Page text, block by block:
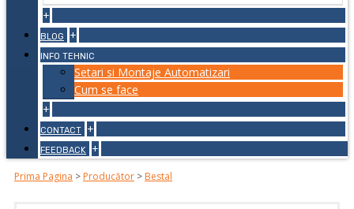
+
BLOG +
INFO TEHNIC
Setari si Montaje Automatizari
Cum se face
+
CONTACT +
FEEDBACK +
Prima Pagina > Producător > Bestal